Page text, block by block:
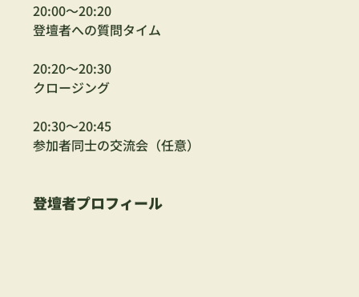
20:00〜20:20
登壇者への質問タイム
20:20〜20:30
クロージング
20:30〜20:45
参加者同士の交流会（任意）
登壇者プロフィール